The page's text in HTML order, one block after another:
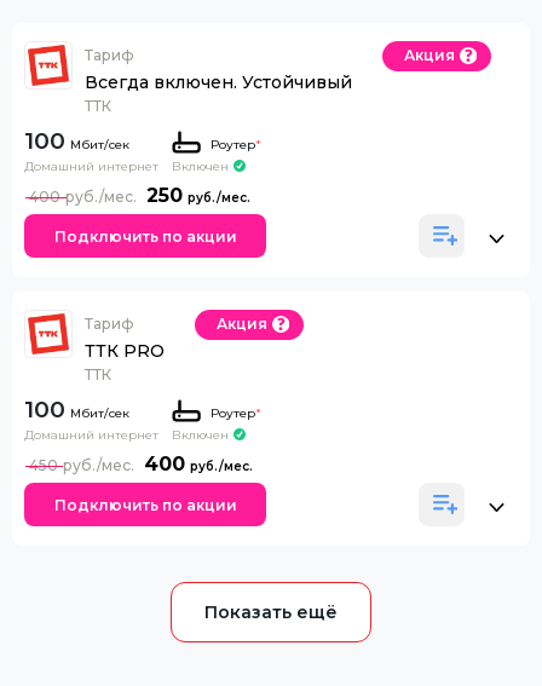
Тариф
Всегда включен. Устойчивый
ТТК
Акция
100
Домашний интернет
Роутер*
Включен
250
400
Подключить по акции
Тариф
ТТК PRO
ТТК
Акция
100
Домашний интернет
Роутер*
Включен
400
450
Подключить по акции